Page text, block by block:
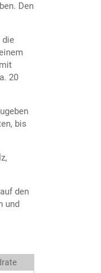
Den
die
20
bis
den
und